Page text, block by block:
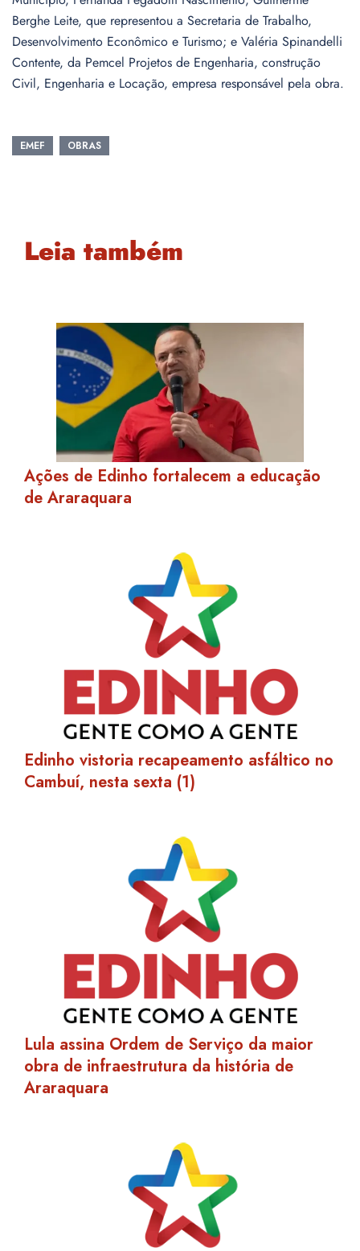
Berghe Leite, que representou a Secretaria de Trabalho,
Desenvolvimento Econômico e Turismo; e Valéria Spinandelli
Contente, da Pemcel Projetos de Engenharia, construção
Civil, Engenharia e Locação, empresa responsável pela obra.
EMEF OBRAS
Leia também
Ações de Edinho fortalecem a educação
de Araraquara
Edinho vistoria recapeamento asfáltico no
Cambuí, nesta sexta (1)
Lula assina Ordem de Serviço da maior
obra de infraestrutura da história de
Araraquara